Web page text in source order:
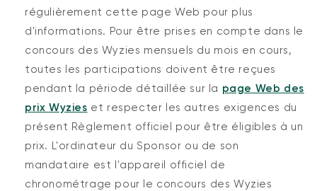
régulièrement cette page Web pour plus
d'informations. Pour être prises en compte dans le
concours des Wyzies mensuels du mois en cours,
toutes les participations doivent être reçues
pendant la période détaillée sur la page Web des
prix Wyzies et respecter les autres exigences du
présent Règlement officiel pour être éligibles à un
prix. L'ordinateur du Sponsor ou de son
mandataire est l'appareil officiel de
chronométrage pour le concours des Wyzies